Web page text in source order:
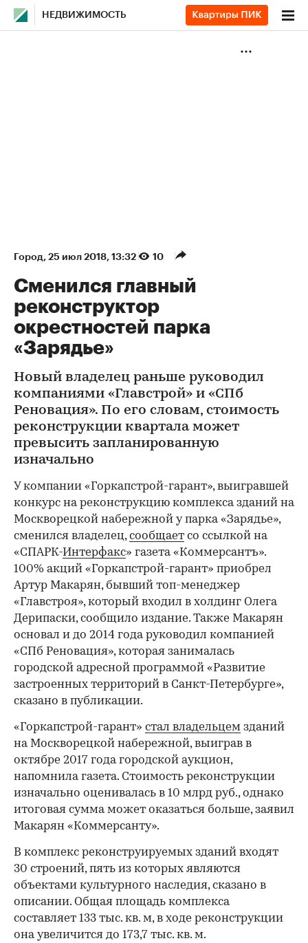
НЕДВИЖИМОСТЬ
Город⁠, 25 июл 2018, 13:32 10
Сменился главный
реконструктор
окрестностей парка
«Зарядье»
Новый владелец раньше руководил
компаниями «Главстрой» и «СПб
Реновация». По его словам, стоимость
реконструкции квартала может
превысить запланированную
изначально
У компании «Горкапстрой-гарант», выигравшей
конкурс на реконструкцию комплекса зданий на
Москворецкой набережной у парка «Зарядье»,
сменился владелец,сообщает со ссылкой на
«СПАРК-Интерфакс» газета «Коммерсантъ».
100% акций «Горкапстрой-гарант» приобрел
Артур Макарян, бывший топ-менеджер
«Главстроя», который входил в холдинг Олега
Дерипаски, сообщило издание. Также Макарян
основал и до 2014 года руководил компанией
«СПб Реновация», которая занималась
городской адресной программой «Развитие
застроенных территорий в Санкт-Петербурге»,
сказано в публикации.
«Горкапстрой-гарант» стал владельцем зданий
на Москворецкой набережной, выиграв в
октябре 2017 года городской аукцион,
напомнила газета. Стоимость реконструкции
изначально оценивалась в 10 млрд руб., однако
итоговая сумма может оказаться больше, заявил
Макарян «Коммерсанту».
В комплекс реконструируемых зданий входят
30 строений, пять из которых являются
объектами культурного наследия, сказано в
описании. Общая площадь комплекса
составляет 133 тыс. кв. м, в ходе реконструкции
она увеличится до 173,7 тыс. кв. м.